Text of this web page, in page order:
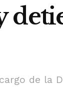
de la